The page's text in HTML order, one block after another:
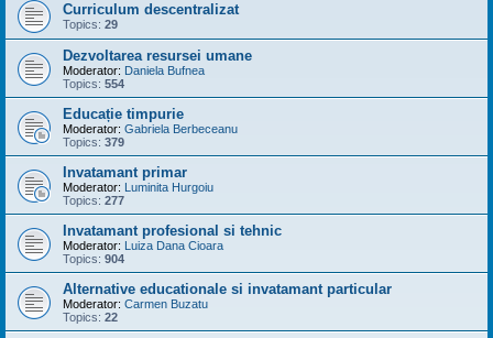
Curriculum descentralizat
Topics: 29
Dezvoltarea resursei umane
Moderator: Daniela Bufnea
Topics: 554
Educație timpurie
Moderator: Gabriela Berbeceanu
Topics: 379
Invatamant primar
Moderator: Luminita Hurgoiu
Topics: 277
Invatamant profesional si tehnic
Moderator: Luiza Dana Cioara
Topics: 904
Alternative educationale si invatamant particular
Moderator: Carmen Buzatu
Topics: 22